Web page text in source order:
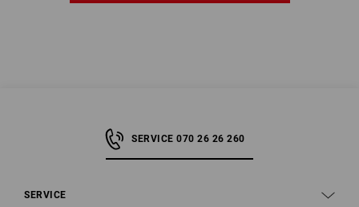
SERVICE 070 26 26 260
SERVICE